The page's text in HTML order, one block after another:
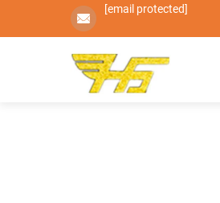
[email protected]